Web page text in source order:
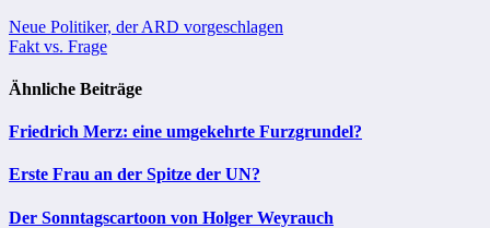
Beitragsnavigation
Neue Politiker, der ARD vorgeschlagen
Fakt vs. Frage
Ähnliche Beiträge
Friedrich Merz: eine umgekehrte Furzgrundel?
Erste Frau an der Spitze der UN?
Der Sonntagscartoon von Holger Weyrauch